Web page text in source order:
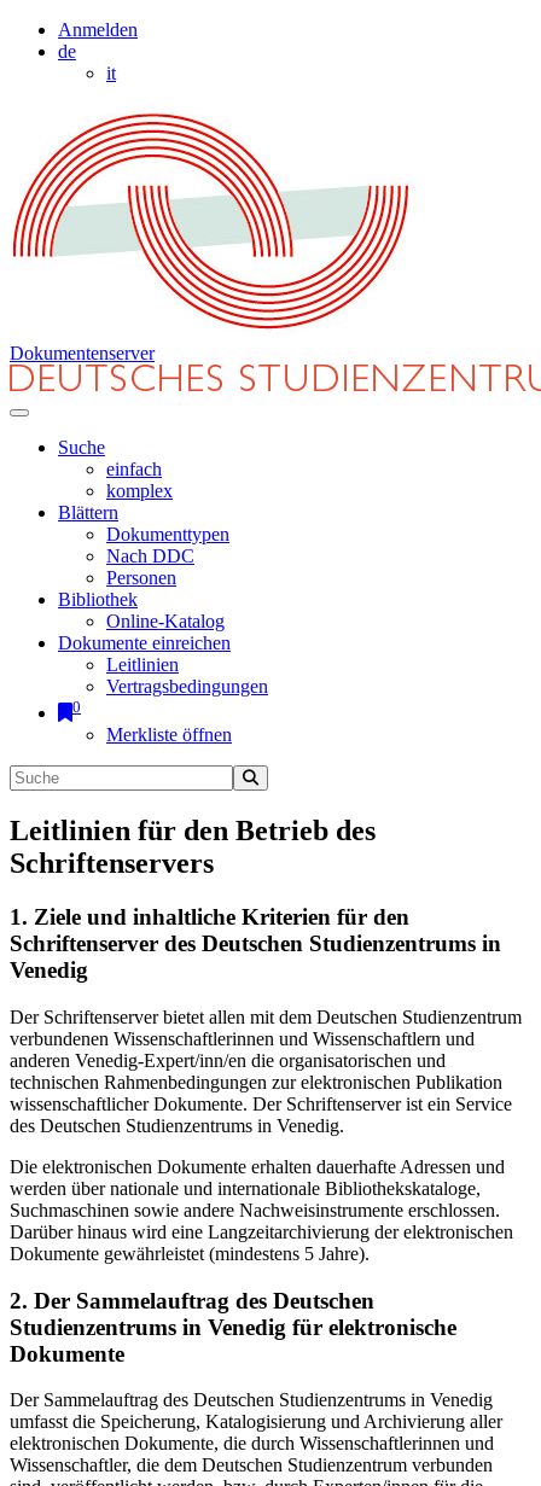
Anmelden
de
it
Dokumentenserver
Suche
einfach
komplex
Blättern
Dokumenttypen
Nach DDC
Personen
Bibliothek
Online-Katalog
Dokumente einreichen
Leitlinien
Vertragsbedingungen
0
Merkliste öffnen
Leitlinien für den Betrieb des
Schriftenservers
1. Ziele und inhaltliche Kriterien für den
Schriftenserver des Deutschen Studienzentrums in
Venedig
Der Schriftenserver bietet allen mit dem Deutschen Studienzentrum
verbundenen Wissenschaftlerinnen und Wissenschaftlern und
anderen Venedig-Expert/inn/en die organisatorischen und
technischen Rahmenbedingungen zur elektronischen Publikation
wissenschaftlicher Dokumente. Der Schriftenserver ist ein Service
des Deutschen Studienzentrums in Venedig.
Die elektronischen Dokumente erhalten dauerhafte Adressen und
werden über nationale und internationale Bibliothekskataloge,
Suchmaschinen sowie andere Nachweisinstrumente erschlossen.
Darüber hinaus wird eine Langzeitarchivierung der elektronischen
Dokumente gewährleistet (mindestens 5 Jahre).
2. Der Sammelauftrag des Deutschen
Studienzentrums in Venedig für elektronische
Dokumente
Der Sammelauftrag des Deutschen Studienzentrums in Venedig
umfasst die Speicherung, Katalogisierung und Archivierung aller
elektronischen Dokumente, die durch Wissenschaftlerinnen und
Wissenschaftler, die dem Deutschen Studienzentrum verbunden